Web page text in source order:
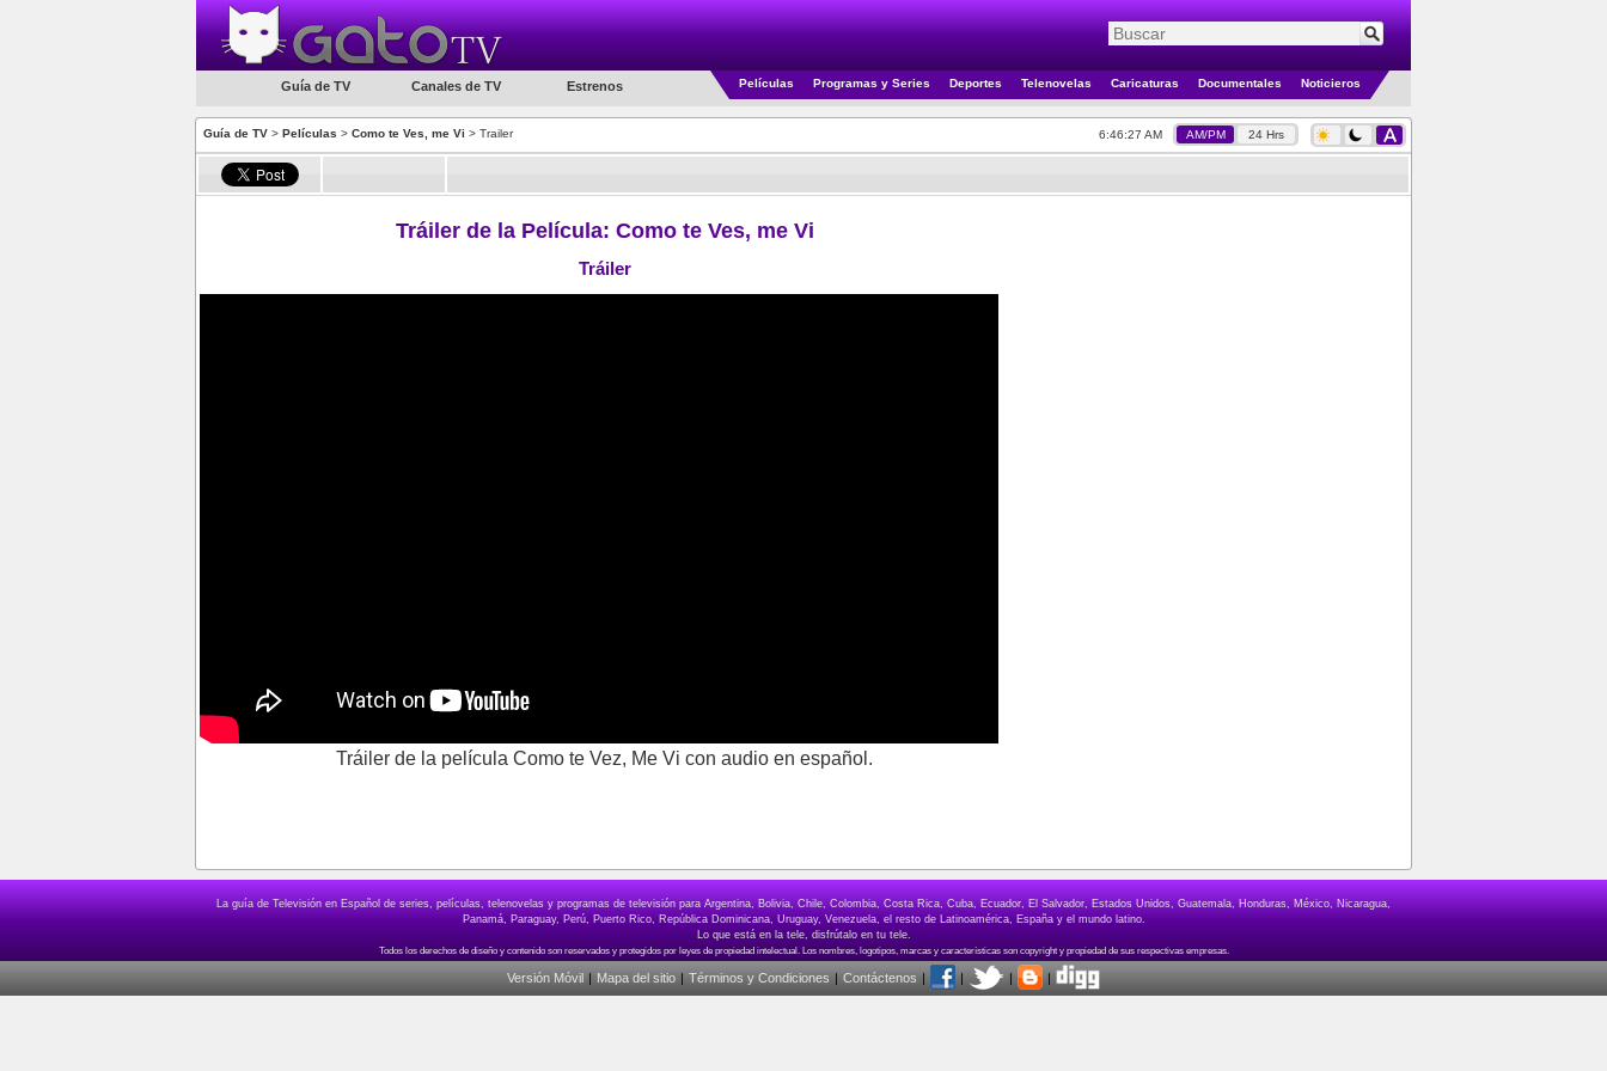
Guía de TV Canales de TV Estrenos Películas Programas y Series Deportes Telenovelas Caricaturas Documentales Noticieros
Guía de TV > Películas > Como te Ves, me Vi > Trailer 6:46:28 AM AM/PM 24 Hrs
Tráiler de la Película: Como te Ves, me Vi
Tráiler
Tráiler de la película Como te Vez, Me Vi con audio en español.
La guía de Televisión en Español de series, películas, telenovelas y programas de televisión para Argentina, Bolivia, Chile, Colombia, Costa Rica, Cuba, Ecuador, El Salvador, Estados Unidos, Guatemala, Honduras, México, Nicaragua,
Panamá, Paraguay, Perú, Puerto Rico, República Dominicana, Uruguay, Venezuela, el resto de Latinoamérica, España y el mundo latino.
Lo que está en la tele, disfrútalo en tu tele.
Versión Móvil | Mapa del sitio | Términos y Condiciones | Contáctenos | | | |